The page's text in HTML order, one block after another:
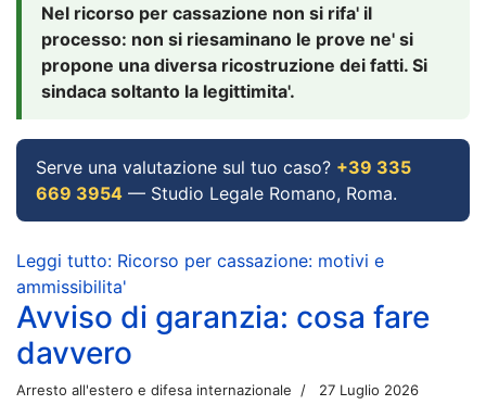
Nel ricorso per cassazione non si rifa' il
processo: non si riesaminano le prove ne' si
propone una diversa ricostruzione dei fatti. Si
sindaca soltanto la legittimita'.
Serve una valutazione sul tuo caso? +39 335
669 3954 — Studio Legale Romano, Roma.
Leggi tutto: Ricorso per cassazione: motivi e
ammissibilita'
Avviso di garanzia: cosa fare
davvero
Arresto all'estero e difesa internazionale 27 Luglio 2026